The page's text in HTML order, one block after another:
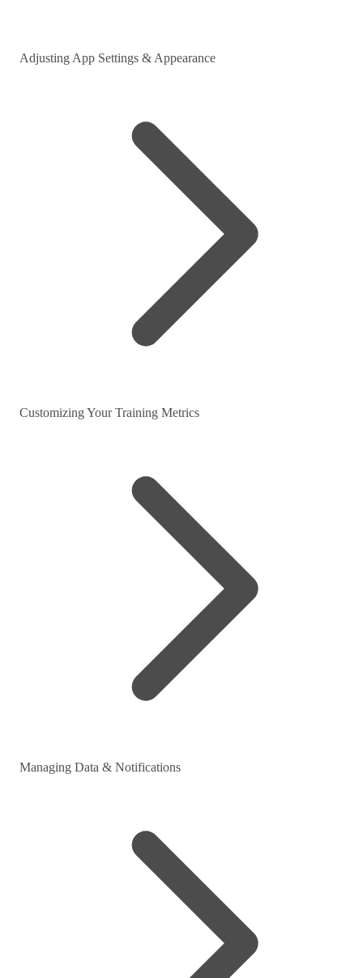
Adjusting App Settings & Appearance
Customizing Your Training Metrics
Managing Data & Notifications